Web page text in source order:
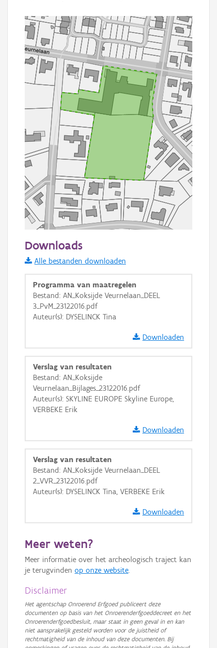
Informatie Vlaanderen
i
+ −
Basis Lagen
OSM-Basiskaart
GRB-Basiskaart in grijswaarden
Downloads
Alle bestanden downloaden
Programma van maatregelen
Bestand: AN_Koksijde Veurnelaan_DEEL
3_PvM_23122016.pdf
Auteur(s): DYSELINCK Tina
Downloaden
Verslag van resultaten
Bestand: AN_Koksijde
Veurnelaan_Bijlages_23122016.pdf
Auteur(s): SKYLINE EUROPE Skyline Europe,
VERBEKE Erik
Downloaden
Verslag van resultaten
Bestand: AN_Koksijde Veurnelaan_DEEL
2_VVR_23122016.pdf
Auteur(s): DYSELINCK Tina, VERBEKE Erik
Downloaden
Meer weten?
Meer informatie over het archeologisch traject kan
je terugvinden op onze website.
Disclaimer
Het agentschap Onroerend Erfgoed publiceert deze
documenten op basis van het Onroerenderfgoeddecreet en het
Onroerenderfgoedbesluit, maar staat in geen geval in en kan
niet aansprakelijk gesteld worden voor de juistheid of
rechtmatigheid van de inhoud van deze documenten. Bij